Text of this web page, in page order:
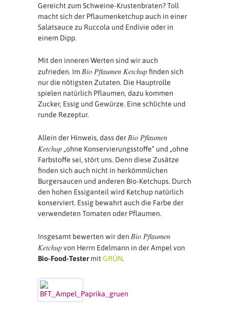
Gereicht zum Schweine-Krustenbraten? Toll
macht sich der Pflaumenketchup auch in einer
Salatsauce zu Ruccola und Endivie oder in
einem Dipp.
Mit den inneren Werten sind wir auch
zufrieden. Im Bio Pflaumen Ketchupfinden sich
nur die nötigsten Zutaten. Die Hauptrolle
spielen natürlich Pflaumen, dazu kommen
Zucker, Essig und Gewürze. Eine schlichte und
runde Rezeptur.
Allein der Hinweis, dass derBio Pflaumen
Ketchup „ohne Konservierungsstoffe“ und „ohne
Farbstoffe sei, stört uns. Denn diese Zusätze
finden sich auch nicht in herkömmlichen
Burgersaucen und anderen Bio-Ketchups. Durch
den hohen Essiganteil wird Ketchup natürlich
konserviert. Essig bewahrt auch die Farbe der
verwendeten Tomaten oder Pflaumen.
Insgesamt bewerten wir den Bio Pflaumen
Ketchupvon Herrn Edelmann in der Ampel von
Bio-Food-TestermitGRÜN.